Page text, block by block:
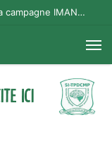
Les Têtes Pensantes : lancement de la campagne IMANA na BISO, Supporter Telema